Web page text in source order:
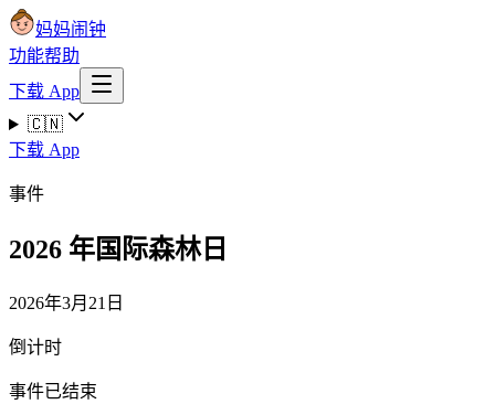
妈妈闹钟
功能帮助
下载 App
🇨🇳
下载 App
事件
2026 年国际森林日
2026年3月21日
倒计时
事件已结束